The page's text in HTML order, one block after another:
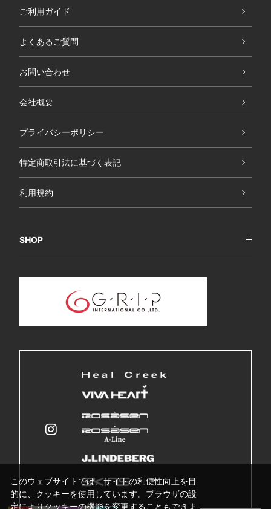
ご利用ガイド
よくあるご質問
お問い合わせ
会社概要
プライバシーポリシー
特定商取引法に基づく表記
利用規約
SHOP
このウェブサイトでは、サイトの利便性向上を目
的に、クッキーを使用しています。ブラウザの設
定によりクッキーの機能を変更することもできま